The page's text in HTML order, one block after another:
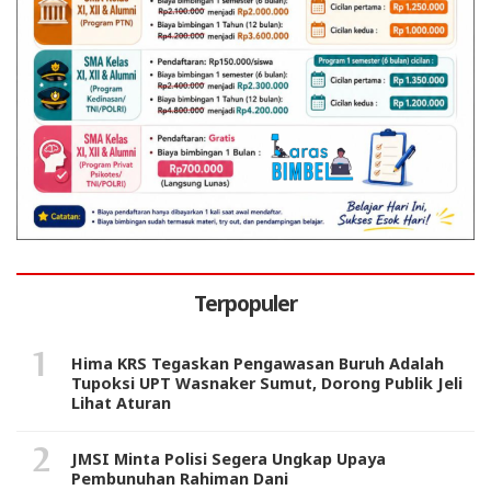
Terpopuler
Hima KRS Tegaskan Pengawasan Buruh Adalah
Tupoksi UPT Wasnaker Sumut, Dorong Publik Jeli
Lihat Aturan
JMSI Minta Polisi Segera Ungkap Upaya
Pembunuhan Rahiman Dani